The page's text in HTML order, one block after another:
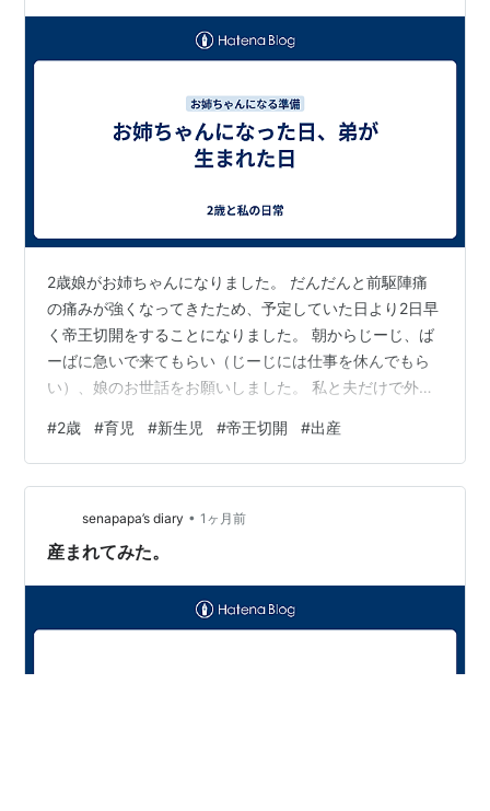
2歳娘がお姉ちゃんになりました。 だんだんと前駆陣痛
の痛みが強くなってきたため、予定していた日より2日早
く帝王切開をすることになりました。 朝からじーじ、ば
ーばに急いで来てもらい（じーじには仕事を休んでもら
い）、娘のお世話をお願いしました。 私と夫だけで外来
困惑したような笑顔で手を振ってくれました。 たぶん、
娘は自分も一緒に行くと思っていたのだと思います。 そ
れでも、「じゃあ、じーじとばーばと待っててね」の言
葉をすんなりその場で受け入れてくれたのは、さすがお
利口な娘だなぁ、頼もしいなぁという気持ちです。 そし
#2歳 #育児 #新生児 #帝王切開 #出産
senapapa’s diary • 1ヶ月前
産まれてみた。